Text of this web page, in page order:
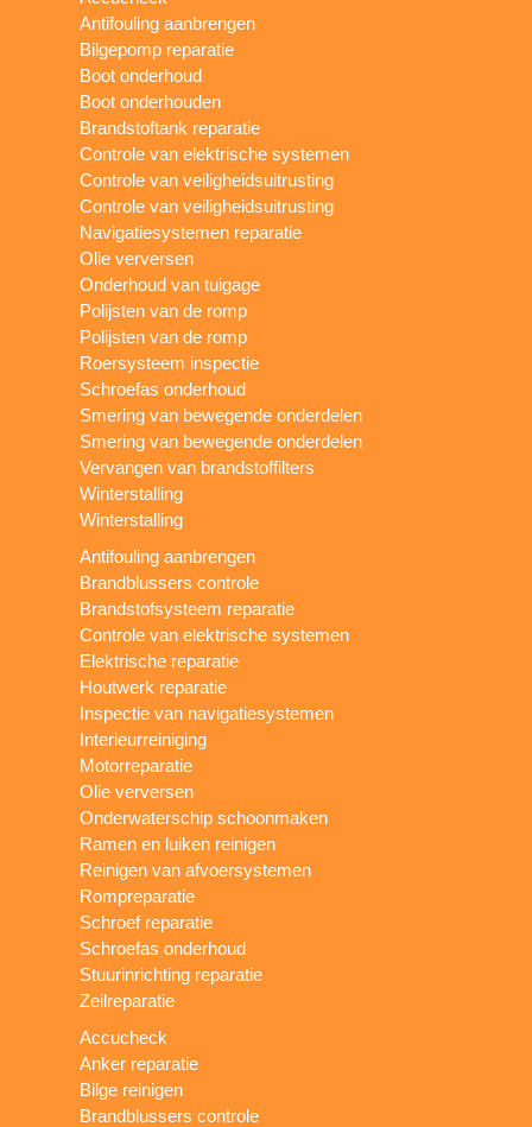
Antifouling aanbrengen
Bilgepomp reparatie
Boot onderhoud
Boot onderhouden
Brandstoftank reparatie
Controle van elektrische systemen
Controle van veiligheidsuitrusting
Controle van veiligheidsuitrusting
Navigatiesystemen reparatie
Olie verversen
Onderhoud van tuigage
Polijsten van de romp
Polijsten van de romp
Roersysteem inspectie
Schroefas onderhoud
Smering van bewegende onderdelen
Smering van bewegende onderdelen
Vervangen van brandstoffilters
Winterstalling
Winterstalling
Antifouling aanbrengen
Brandblussers controle
Brandstofsysteem reparatie
Controle van elektrische systemen
Elektrische reparatie
Houtwerk reparatie
Inspectie van navigatiesystemen
Interieurreiniging
Motorreparatie
Olie verversen
Onderwaterschip schoonmaken
Ramen en luiken reinigen
Reinigen van afvoersystemen
Rompreparatie
Schroef reparatie
Schroefas onderhoud
Stuurinrichting reparatie
Zeilreparatie
Accucheck
Anker reparatie
Bilge reinigen
Brandblussers controle